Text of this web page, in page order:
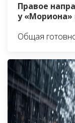
Правое
у «Мориона»
Общая